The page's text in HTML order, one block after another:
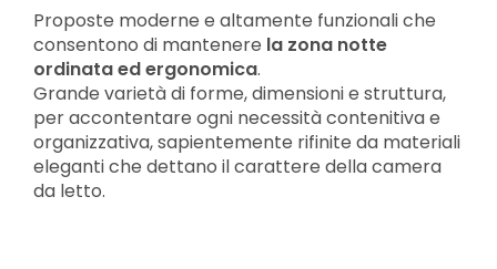
Proposte moderne e altamente funzionali che
consentono di mantenere la zona notte
ordinata ed ergonomica.
Grande varietà di forme, dimensioni e struttura,
per accontentare ogni necessità contenitiva e
organizzativa, sapientemente rifinite da materiali
eleganti che dettano il carattere della camera
da letto.